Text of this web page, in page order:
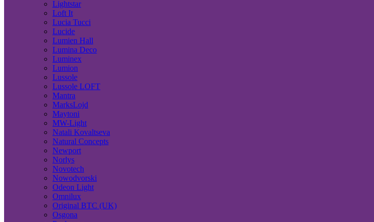
Lightstar
Loft It
Lucia Tucci
Lucide
Lumien Hall
Lumina Deco
Luminex
Lumion
Lussole
Lussole LOFT
Mantra
MarksLojd
Maytoni
MW-Light
Natali Kovaltseva
Natural Concepts
Newport
Norlys
Novotech
Nowodvorski
Odeon Light
Omnilux
Original BTC (UK)
Osgona